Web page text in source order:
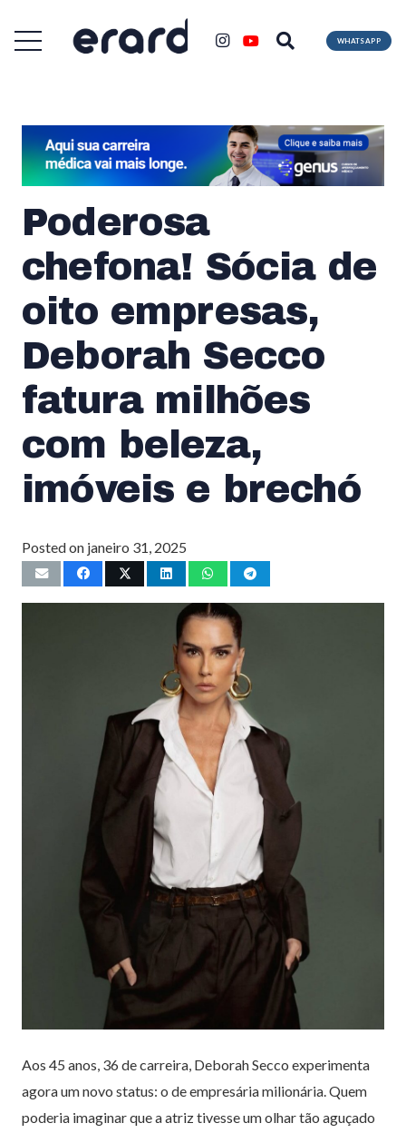
WHATSAPP
Poderosa
chefona! Sócia de
oito empresas,
Deborah Secco
fatura milhões
com beleza,
imóveis e brechó
Posted on janeiro 31, 2025
Aos 45 anos, 36 de carreira, Deborah Secco experimenta
agora um novo status: o de empresária milionária. Quem
poderia imaginar que a atriz tivesse um olhar tão aguçado